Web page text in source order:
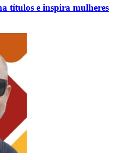
títulos e inspira mulheres